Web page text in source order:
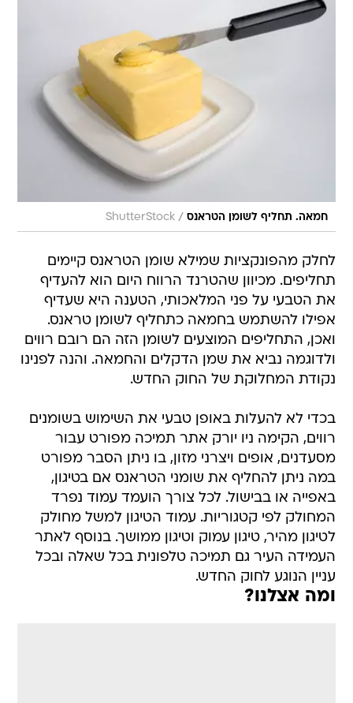
חמאה. תחליף לשומן הטראנס /
ShutterStock
לחלק מהפונקציות שמילא שומן הטראנס קיימים
תחליפים. מכיוון שהטרנד הרווח היום הוא להעדיף
את הטבעי על פני המלאכותי, הטענה היא שעדיף
אפילו להשתמש בחמאה כתחליף לשומן טראנס.
ואכן, התחליפים המוצעים לשומן הזה הם רובם רווים
ולדוגמה נביא את שמן הדקלים והחמאה. והנה לפנינו
נקודת המחלוקת של החוק החדש.
בכדי לא להעלות באופן טבעי את השימוש בשומנים
רווים, הקימה ניו יורק אתר תמיכה מפורט עבור
מסעדנים, אופים ויצרני מזון, בו ניתן הסבר מפורט
במה ניתן להחליף את שומני הטראנס אם בטיגון,
באפייה או בבישול. לכל צורך הועמד עמוד נפרד
המחולק לפי קטגוריות. עמוד הטיגון למשל מחולק
לטיגון מהיר, טיגון עמוק וטיגון ממושך. בנוסף לאתר
העמידה העיר גם תמיכה טלפונית בכל שאלה ובכל
עניין הנוגע לחוק החדש.
ומה אצלנו?